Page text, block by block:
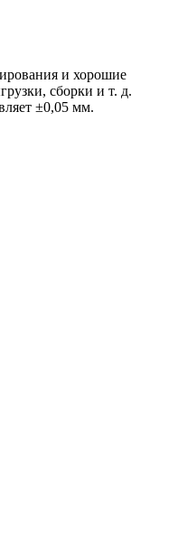
и хорошие
сборки и т. д.
±0,05 мм.